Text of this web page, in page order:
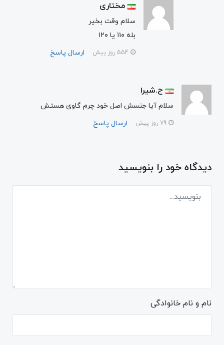
مختاری
سلام وقت بخیر
بله ۱۱۰ یا ۱۲۰
ارسال پاسخ
ح.شیرا
سلام آیا جنسش اصل خود چرم گاوی هستش
ارسال پاسخ
دیدگاه خود را بنویسید
نام و نام خانوادگی